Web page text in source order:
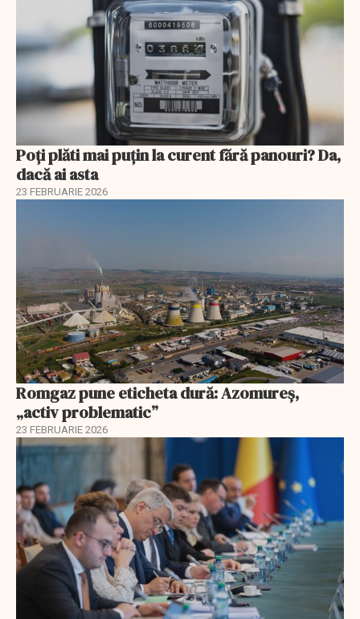
Poți plăti mai puțin la curent fără panouri? Da,
dacă ai asta
23 FEBRUARIE 2026
Romgaz pune eticheta dură: Azomureș,
„activ problematic”
23 FEBRUARIE 2026